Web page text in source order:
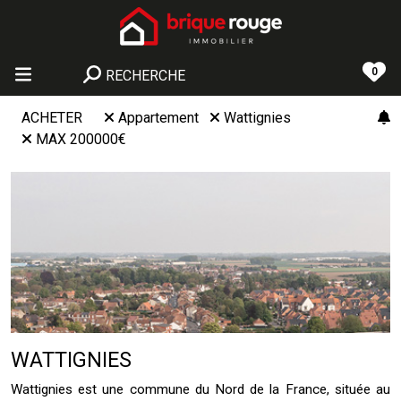
RECHERCHE 0
ACHETER Appartement
Wattignies
MAX 200000€
WATTIGNIES
Wattignies est une commune du Nord de la France, située au